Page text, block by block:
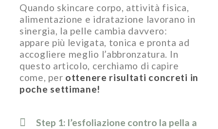
Quando skincare corpo, attività fisica,
alimentazione e idratazione lavorano in
sinergia, la pelle cambia davvero:
appare più levigata, tonica e pronta ad
accogliere meglio l’abbronzatura. In
questo articolo, cerchiamo di capire
come, per ottenere risultati concreti in
poche settimane!
Step 1: l’esfoliazione contro la pella a